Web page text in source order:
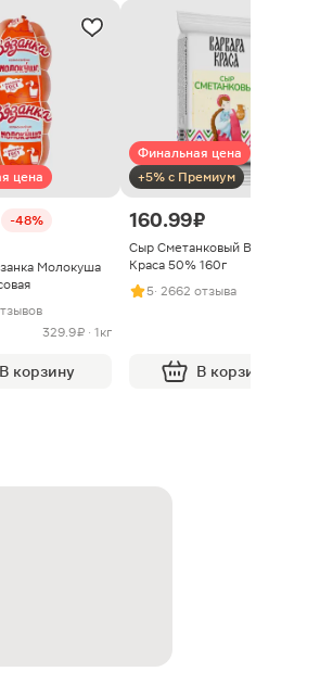
цена
-48%
Молокуша
329.9 ₽ · 1кг
В корзину
Финальная цена
+5% с Премиум
160.99 ₽
Сыр Сметанковый Варвара
Краса 50% 160г
5· 2662 отзыва
В корзину